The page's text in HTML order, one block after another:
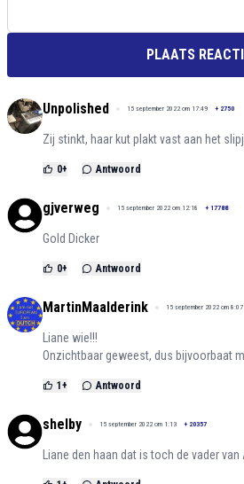
PLAATS
Unpolished 15 september 2022 om 17:49 + 2750
Zij stinkt, haar kut plakt vast aan het
0+ Antwoord
gjverweg 15 september 2022 om 12:18 + 17788
Gold Dicker
0+ Antwoord
MartinMaalderink 15 september 2022 om 8:07
Liane wie!!!
Onzichtbaar geweest, dus bijvoorbaat
1 + Antwoord
shelby 15 september 2022 om 1:13 + 20357
Liane den haan dat is toch de vader van